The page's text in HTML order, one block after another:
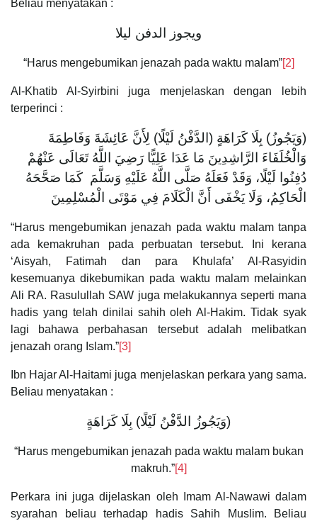
Beliau menyatakan :
‌ويجوز ‌الدفن ‌ليلا
“Harus mengebumikan jenazah pada waktu malam”[2]
Al-Khatib Al-Syirbini juga menjelaskan dengan lebih
terperinci :
(وَيَجُوزُ) بِلَا كَرَاهَةٍ (الدَّفْنُ لَيْلًا) لِأَنَّ عَائِشَةَ وَفَاطِمَةَ
وَالْخُلَفَاءَ الرَّاشِدِينَ مَا عَدَا عَلِيًّا رَضِيَ اللَّهُ تَعَالَى عَنْهُمْ
دُفِنُوا لَيْلًا، وَقَدْ فَعَلَهُ صَلَّى اللَّهُ عَلَيْهِ وَسَلَّمَ كَمَا صَحَّحَهُ
الْحَاكِمُ، وَلَا يَخْفَى أَنَّ الْكَلَامَ فِي مَوْتَى الْمُسْلِمِينَ
“Harus mengebumikan jenazah pada waktu malam tanpa
ada kemakruhan pada perbuatan tersebut. Ini kerana
‘Aisyah, Fatimah dan para Khulafa’ Al-Rasyidin
kesemuanya dikebumikan pada waktu malam melainkan
Ali RA. Rasulullah SAW juga melakukannya seperti mana
hadis yang telah dinilai sahih oleh Al-Hakim. Tidak syak
lagi bahawa perbahasan tersebut adalah melibatkan
jenazah orang Islam.”[3]
Ibn Hajar Al-Haitami juga menjelaskan perkara yang sama.
Beliau menyatakan :
(‌وَيَجُوزُ ‌الدَّفْنُ ‌لَيْلًا) بِلَا كَرَاهَةٍ
“Harus mengebumikan jenazah pada waktu malam bukan
makruh.”[4]
Perkara ini juga dijelaskan oleh Imam Al-Nawawi dalam
syarahan beliau terhadap hadis Sahih Muslim. Beliau